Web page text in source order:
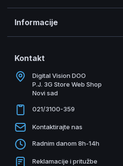
Informacije
Kontakt
Digital Vision DOO
P.J. 3G Store Web Shop
Novi sad
021/3100-359
Kontaktirajte nas
Radnim danom 8h-14h
Reklamacije i pritužbe